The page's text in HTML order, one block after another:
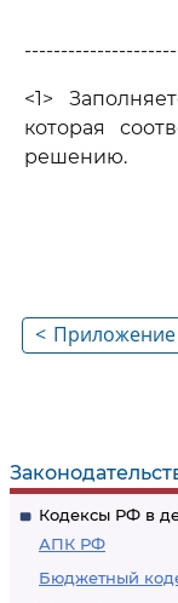
Кодексы РФ в
АПК РФ
Бюджетный
<1>
которая
решению.
< Приложение
ИЗБРАНИИ
СТРАЖУ